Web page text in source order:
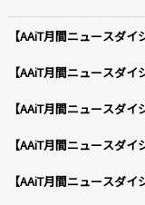
【AAiT月間ニュースダ
【AAiT月間ニュースダ
【AAiT月間ニュースダ
【AAiT月間ニュースダ
【AAiT月間ニュースダ